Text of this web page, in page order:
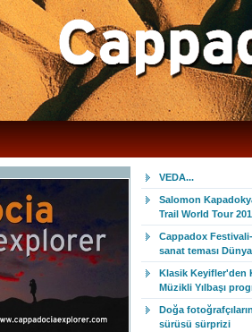
VEDA...
Salomon
Trail World Tour
Cappadox
sanat teması
Klasik Keyifler'den
Müzikli Yılbaşı
Doğa
sürüsü sürprizi